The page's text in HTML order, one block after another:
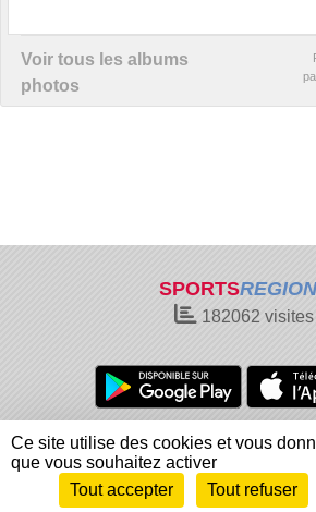
Voir tous les albums
photos
SPORTS
182062 visites
Charte cookies
Gestion
Informations légales
Signaler un
Envie de participer ?
Ce site utilise des cookies et vous
que vous souhaitez activer
Tout accepter
Tout refuser